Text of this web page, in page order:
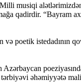
musiqi
qadirdir. “Bayram
poetik istedadının
tərbiyəvi əhəmiyyətə